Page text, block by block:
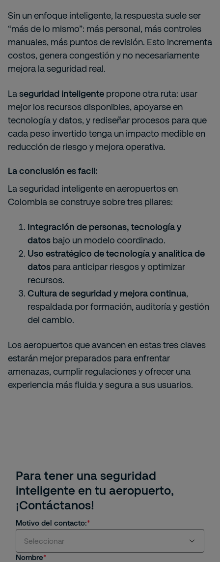
Sin un enfoque inteligente, la respuesta suele ser
“más de lo mismo”: más personal, más controles
manuales, más puntos de revisión. Esto incrementa
costos, genera congestión y no necesariamente
mejora la seguridad real.
Laseguridad inteligente propone otra ruta: usar
mejor los recursos disponibles, apoyarse en
tecnología y datos, y rediseñar procesos para que
cada peso invertido tenga un impacto medible en
reducción de riesgo y mejora operativa.
La conclusión es facil:
La seguridad inteligente en aeropuertos en
Colombia se construye sobre tres pilares:
Integración de personas, tecnología y
datos bajo un modelo coordinado.
Uso estratégico de tecnología y analítica de
datos para anticipar riesgos y optimizar
recursos.
Cultura de seguridad y mejora continua,
respaldada por formación, auditoría y gestión
del cambio.
Los aeropuertos que avancen en estas tres claves
estarán mejor preparados para enfrentar
amenazas, cumplir regulaciones y ofrecer una
experiencia más fluida y segura a sus usuarios.
Para tener una seguridad
inteligente en tu aeropuerto,
¡Contáctanos!
Motivo del contacto:
Seleccionar
Nombre